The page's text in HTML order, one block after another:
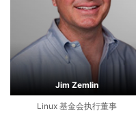
Jim Zemlin
Linux 基金会执行董事